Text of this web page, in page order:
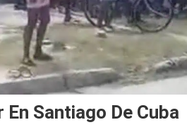
Santiago De Cuba